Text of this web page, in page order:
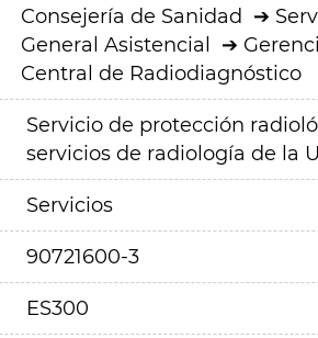
Consejería de Sanidad
General Asistencial
Central de Radiodiagnóstico
Servicio de protección
servicios de radiología de la
Servicios
90721600-3
ES300